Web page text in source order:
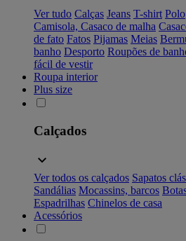
Ver tudo Calças Jeans T-shirt Polo
Camisola, Casaco de malha
de fato Fatos Pijamas Meias
banho Desporto Roupões de
fácil de vestir
Roupa interior
Plus size
Calçados
Ver todos os calçados Sapatos
Sandálias Mocassins, barcos
Espadrilhas Chinelos de casa
Acessórios